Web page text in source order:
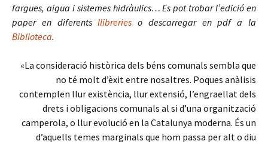
fargues, aigua i sistemes hidràulics… Es pot trobar l’edició en
paper en diferentsllibreries o descarregar en pdf a la
Biblioteca.
«La consideració històrica dels béns comunals sembla que
no té molt d’èxit entre nosaltres. Poques anàlisis
contemplen llur existència, llur extensió, l’engraellat dels
drets i obligacions comunals al si d’una organització
camperola, o llur evolució en la Catalunya moderna. És un
d’aquells temes marginals que hom passa per alt o diu